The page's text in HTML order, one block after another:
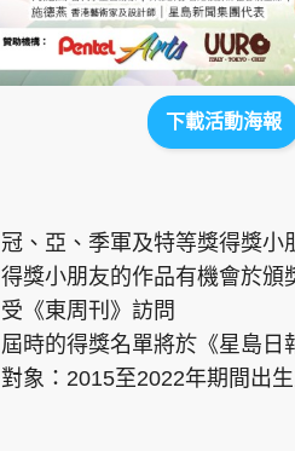
下載活動海報
冠、亞、季軍及特等獎得獎小
得獎小朋友的作品有機會於頒
受《東周刊》訪問
屆時的得獎名單將於《星島日
對象：2015至2022年期間出